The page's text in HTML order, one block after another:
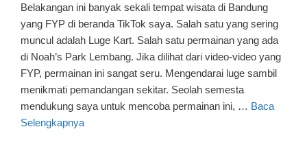
Belakangan ini banyak sekali tempat wisata di Bandung
yang FYP di beranda TikTok saya. Salah satu yang sering
muncul adalah Luge Kart. Salah satu permainan yang ada
di Noah’s Park Lembang. Jika dilihat dari video-video yang
FYP, permainan ini sangat seru. Mengendarai luge sambil
menikmati pemandangan sekitar. Seolah semesta
mendukung saya untuk mencoba permainan ini, … Baca
Selengkapnya